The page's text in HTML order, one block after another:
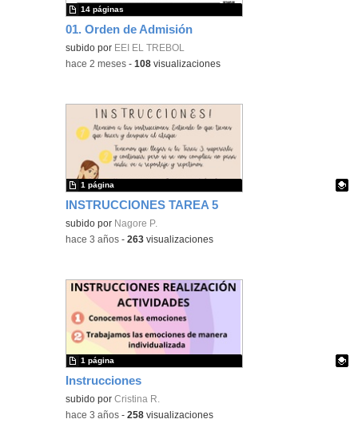
01. Orden de Admisión
subido por EEI EL TREBOL
14 páginas
-hace 2 meses -108 visualizaciones
INSTRUCCIONES TAREA 5
Contenido educativo.
subido por Nagore P.
1 página
-hace 3 años -263 visualizaciones
Instrucciones
Contenido educativo.
subido porCristina R.
1 página
-hace 3 años -258 visualizaciones